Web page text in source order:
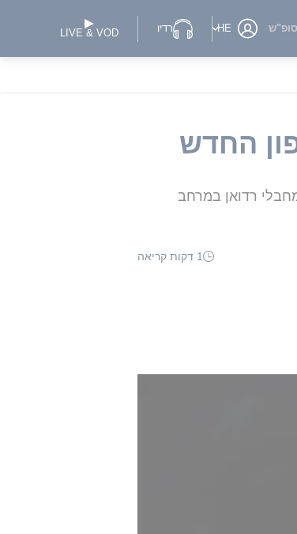
HE רדיו LIVE & VOD
החדש
רדואן במרחב
1 דקות קריאה